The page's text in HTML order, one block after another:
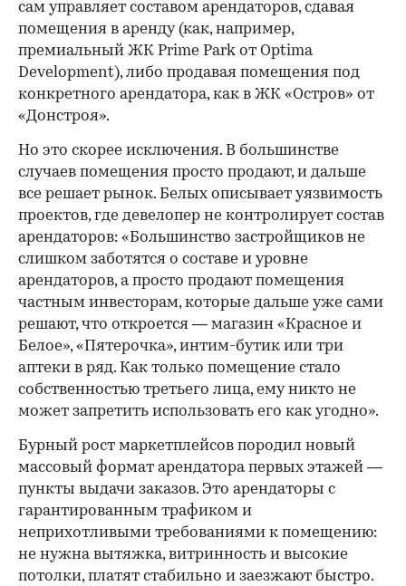
сам управляет составом арендаторов, сдавая
помещения в аренду (как, например,
премиальный ЖК Prime Park от Optima
Development), либо продавая помещения под
конкретного арендатора, как в ЖК «Остров» от
«Донстроя».
Но это скорее исключения. В большинстве
случаев помещения просто продают, и дальше
все решает рынок. Белых описывает уязвимость
проектов, где девелопер не контролирует состав
арендаторов: «Большинство застройщиков не
слишком заботятся о составе и уровне
арендаторов, а просто продают помещения
частным инвесторам, которые дальше уже сами
решают, что откроется — магазин «Красное и
Белое», «Пятерочка», интим-бутик или три
аптеки в ряд. Как только помещение стало
собственностью третьего лица, ему никто не
может запретить использовать его как угодно».
Бурный рост маркетплейсов породил новый
массовый формат арендатора первых этажей —
пункты выдачи заказов. Это арендаторы с
гарантированным трафиком и
неприхотливыми требованиями к помещению:
не нужна вытяжка, витринность и высокие
потолки, платят стабильно и заезжают быстро.